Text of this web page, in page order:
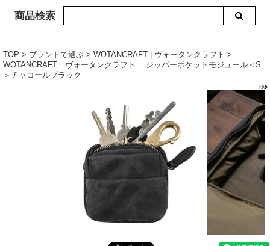
商品検索
TOP > ブランドで選ぶ > WOTANCRAFT | ヴォータンクラフト >
WOTANCRAFT｜ヴォータンクラフト ジッパーポケットモジュール＜S
＞チャコールブラック